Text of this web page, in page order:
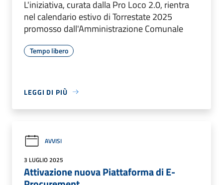
L'iniziativa, curata dalla Pro Loco 2.0, rientra
nel calendario estivo di Torrestate 2025
promosso dall'Amministrazione Comunale
Tempo libero
LEGGI DI PIÙ
AVVISI
3 LUGLIO 2025
Attivazione nuova Piattaforma di E-